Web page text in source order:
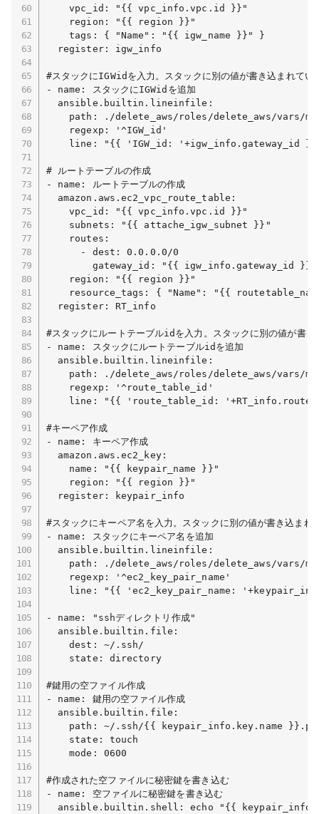
    vpc_id: "{{ vpc_info.vpc.id }}"
    region: "{{ region }}"
    tags: { "Name": "{{ igw_name }}" }
  register: igw_info
#スタックにIGWidを入力。スタックに別の値が書き込まれてい
- name: スタックにIGWidを追加
  ansible.builtin.lineinfile:
path: ./delete_aws/roles/delete_aws/vars/
    regexp: '^IGW_id'
line: "{{ 'IGW_id: '+igw_info.gateway_id
# ルートテーブルの作成
- name: ルートテーブルの作成
  amazon.aws.ec2_vpc_route_table:
    vpc_id: "{{ vpc_info.vpc.id }}"
    subnets: "{{ attache_igw_subnet }}"
    routes:
      - dest: 0.0.0.0/0
        gateway_id: "{{ igw_info.gateway_id }}"
    region: "{{ region }}"
resource_tags: { "Name": "{{
  register: RT_info
#スタックにルートテーブルidを入力。スタックに別の値が書き
- name: スタックにルートテーブルidを追加
  ansible.builtin.lineinfile:
path: ./delete_aws/roles/delete_aws/vars/
    regexp: '^route_table_id'
line: "{{ 'route_table_id:
#キーペア作成
- name: キーペア作成
  amazon.aws.ec2_key:
    name: "{{ keypair_name }}"
    region: "{{ region }}"
  register: keypair_info
#スタックにキーペア名を入力。スタックに別の値が書き込まれ
- name: スタックにキーペア名を追加
  ansible.builtin.lineinfile:
path: ./delete_aws/roles/delete_aws/vars/
    regexp: '^ec2_key_pair_name'
line: "{{ 'ec2_key_pair_name:
- name: "sshディレクトリ作成"
  ansible.builtin.file:
    dest: ~/.ssh/
    state: directory
#鍵用の空ファイル作成
- name: 鍵用の空ファイル作成
  ansible.builtin.file:
path: ~/.ssh/{{ keypair_info.key.name
    state: touch
    mode: 0600
#作成された空ファイルに秘密鍵を書き込む
- name: 空ファイルに秘密鍵を書き込む
ansible.builtin.shell: echo "{{